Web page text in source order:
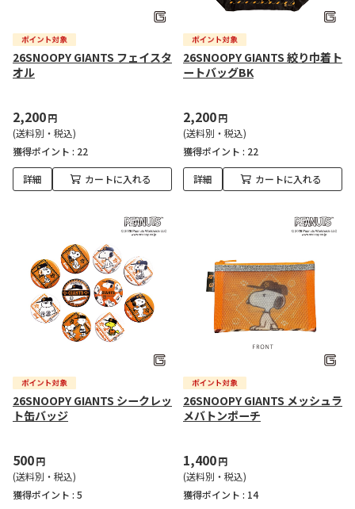
26SNOOPY GIANTS フェイスタ
オル
2,200円
(送料別・税込)
獲得ポイント : 22
詳細 カートに入れる
26SNOOPY GIANTS 絞り巾着ト
ートバッグBK
2,200円
(送料別・税込)
獲得ポイント : 22
詳細 カートに入れる
26SNOOPY GIANTS シークレッ
ト缶バッジ
500円
(送料別・税込)
獲得ポイント : 5
26SNOOPY GIANTS メッシュラ
メバトンポーチ
1,400円
(送料別・税込)
獲得ポイント : 14